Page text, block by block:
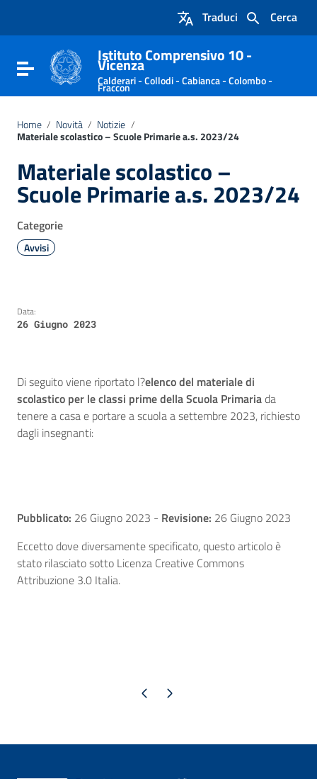
Vai al footer
Cerca
Traduci
Attiva / disattiva la navigazione
Istituto Comprensivo 10 -
Vicenza
Calderari - Collodi - Cabianca - Colombo -
Fraccon
Home / Novità / Notizie /
Materiale scolastico – Scuole Primarie a.s. 2023/24
Materiale scolastico –
Scuole Primarie a.s. 2023/24
Categorie
Avvisi
Data:
26 Giugno 2023
Di seguito viene riportato l?elenco del materiale di
scolastico per le classi prime della Scuola Primariada
tenere a casa e portare a scuola a settembre 2023, richiesto
dagli insegnanti:
Pubblicato: 26 Giugno 2023 - Revisione: 26 Giugno 2023
Eccetto dove diversamente specificato, questo articolo è
stato rilasciato sotto Licenza Creative Commons
Attribuzione 3.0 Italia.
Pagina precedente
Pagina successiva